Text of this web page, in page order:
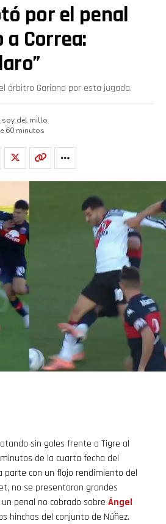
por el penal
Correa:
árbitro Gariano por esta jugada.
soy del millo
60 minutos
sin goles frente a Tigre al
de la cuarta fecha del
parte con un flojo rendimiento del
no se presentaron grandes
penal no cobrado sobre Ángel
hinchas del conjunto de Núñez.